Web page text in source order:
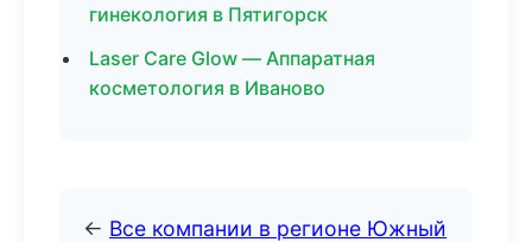
гинекология в Пятигорск
Laser Care Glow — Аппаратная
косметология в Иваново
← Все компании в регионе Южный